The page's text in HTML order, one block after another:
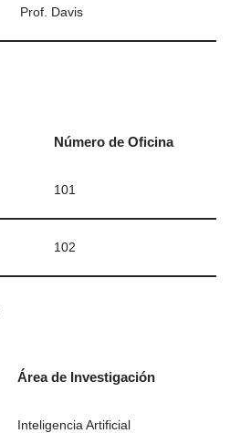
Prof. Davis
Número de Oficina
101
102
Área de Investigación
Inteligencia Artificial